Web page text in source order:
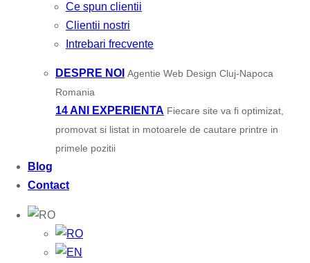
Ce spun clientii
Clientii nostri
Intrebari frecvente
DESPRE NOI Agentie Web Design Cluj-Napoca
Romania
14 ANI EXPERIENTA Fiecare site va fi optimizat,
promovat si listat in motoarele de cautare printre in
primele pozitii
Blog
Contact